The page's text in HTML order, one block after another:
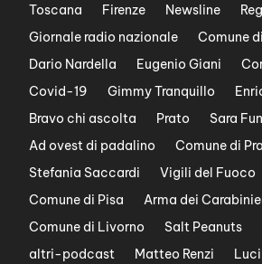
Toscana Firenze Newsline
Giornale radio nazionale
Comune
Dario Nardella
Eugenio Giani
Covid-19
Gimmy Tranquillo
Bravo chi ascolta
Prato Sara
Ad ovest di padalino
Comune di
Stefania Saccardi
Vigili del Fuoco
Comune di Pisa
Arma dei
Comune di Livorno
Salt Peanuts
altri-podcast
Matteo Renzi